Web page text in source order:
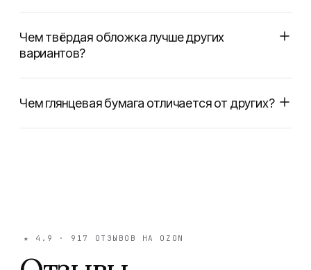
Чем твёрдая обложка лучше других
вариантов?
Чем глянцевая бумага отличается от других?
★ 4.9 · 917 ОТЗЫВОВ НА OZON